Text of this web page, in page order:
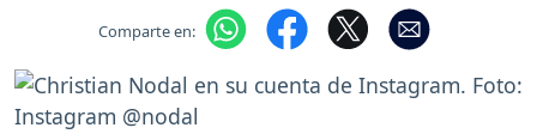
Comparte en: